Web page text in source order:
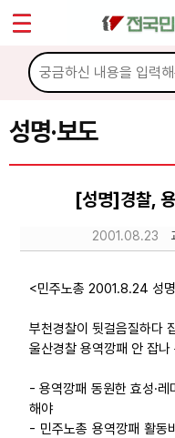
성명·보도
[성명]경찰,
2001.08.23
<민주노총 2001.8.24 성
부천경찰이 뒷걸음질하다
울산경찰 용역깡패 안 잡나
- 용역깡패 동원한 효성·
해야
- 민주노총 용역깡패 활동
마이페이지
소개
소식
공지사항
노동상담
자료
부설기관